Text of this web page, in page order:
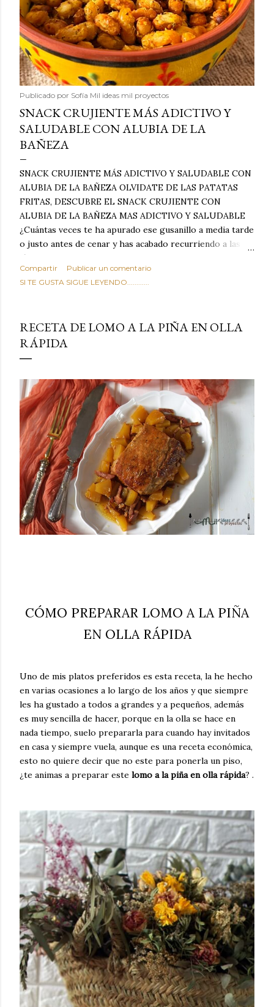
Publicado por Sofía Mil ideas mil proyectos
SNACK CRUJIENTE MÁS ADICTIVO Y
SALUDABLE CON ALUBIA DE LA
BAÑEZA
SNACK CRUJIENTE MÁS ADICTIVO Y SALUDABLE CON
ALUBIA DE LA BAÑEZA OLVIDATE DE LAS PATATAS
FRITAS, DESCUBRE EL SNACK CRUJIENTE CON
ALUBIA DE LA BAÑEZA MAS ADICTIVO Y SALUDABLE
¿Cuántas veces te ha apurado ese gusanillo a media tarde
o justo antes de cenar y has acabado recurriendo a las
típicas patatas de bolsa, frutos secos fritos o snacks
ultraprocesados llenos de grasas saturadas y sodio?
Todos hemos estado ahí. Sin embargo, cuidarse no tiene
satisface. Estas alubias crujientes al horno van a cambiar
por completo tu forma de ver las legumbres. Olvídate de
asociar las alubias únicamente a los guisos tradicionales y
revolucionaria, transformaremos un ingrediente tan
humilde como la alubia de La Bañeza en un snack ligero,
dorado, cargado de proteína y 100% natural. Es el
sustituto perfecto a los frutos se...
Compartir
Publicar un comentario
SI TE GUSTA SIGUE LEYENDO............
RECETA DE LOMO A LA PIÑA EN OLLA
RÁPIDA
CÓMO PREPARAR LOMO A LA PIÑA
EN OLLA RÁPIDA
Uno de mis platos preferidos es esta receta, la he hecho
en varias ocasiones a lo largo de los años y que siempre
les ha gustado a todos a grandes y a pequeños, además
es muy sencilla de hacer, porque en la olla se hace en
nada tiempo, suelo prepararla para cuando hay invitados
en casa y siempre vuela, aunque es una receta económica,
esto no quiere decir que no este para ponerla un piso,
¿te animas a preparar este lomo a la piña en olla rápida? .